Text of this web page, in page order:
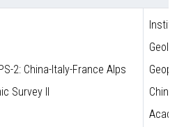
2: China-Italy-France Alps
Survey II